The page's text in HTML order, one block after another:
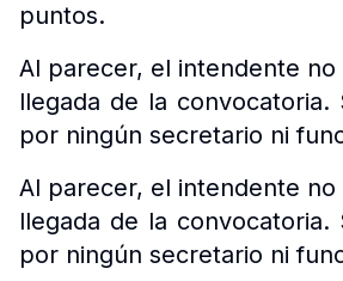
puntos.
Al parecer, el intendente
llegada de la
por ningún secretario ni
Al parecer, el intendente
llegada de la
por ningún secretario ni